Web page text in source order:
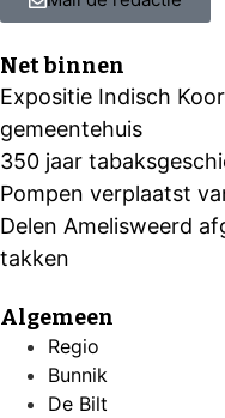
Net binnen
Expositie Indisch
gemeentehuis
350 jaar
Pompen verplaatst
Delen Amelisweerd
takken
Algemeen
Regio
Bunnik
De Bilt